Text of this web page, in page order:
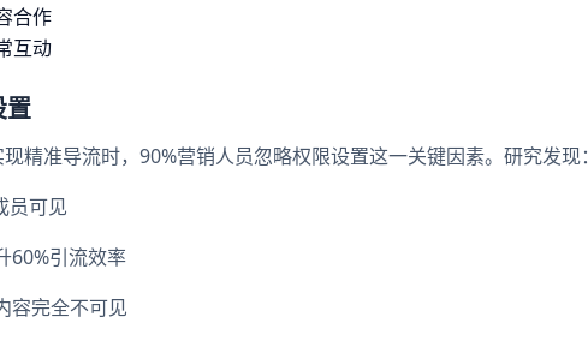
合作
互动
置
精准导流时，90%营销人员忽略权限设置这一关键因素。研究发现：
员可见
60%引流效率
容完全不可见